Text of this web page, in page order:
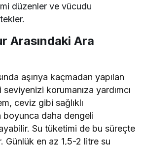
düzenler ve vücudu
Arasındaki Ara
aşırıya kaçmadan yapılan
korumanıza yardımcı
ceviz gibi sağlıklı
boyunca daha dengeli
Su tüketimi de bu süreçte
Günlük en az 1,5-2 litre su